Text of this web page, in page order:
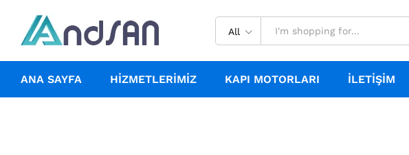
All
ANA SAYFA HIZMETLERIMIZ KAPI MOTORLARI İLETIŞIM